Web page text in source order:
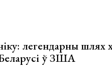
легендарны шлях
ў ЗША